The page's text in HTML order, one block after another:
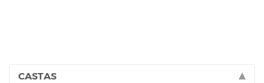
CASTAS